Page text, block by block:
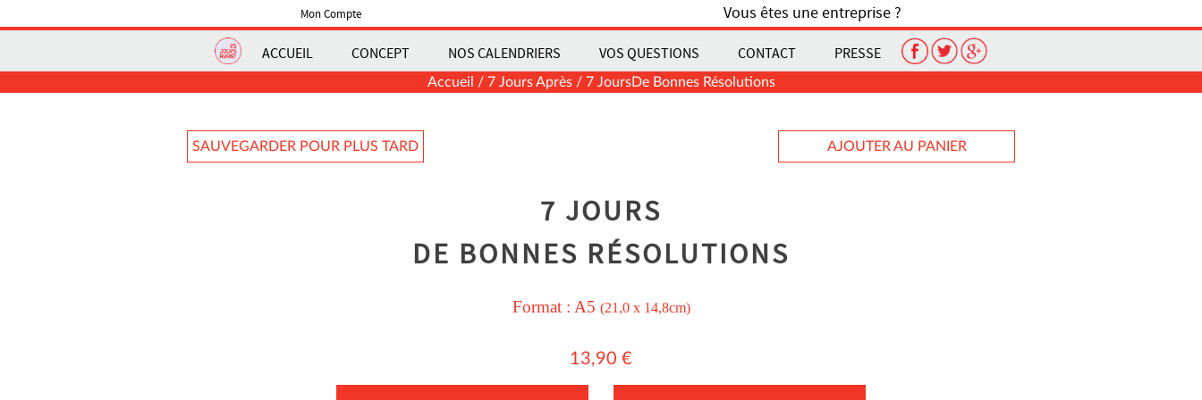
Mon Compte Vous êtes une entreprise ?
ACCUEIL CONCEPT NOS CALENDRIERS VOS QUESTIONS CONTACT PRESSE
Accueil / 7 Jours Après/ 7 JoursDe Bonnes Résolutions
SAUVEGARDER POUR PLUS TARD AJOUTER AU PANIER
7 JOURS
DE BONNES RÉSOLUTIONS
Format : A5 (21,0 x 14,8cm)
13,90 €